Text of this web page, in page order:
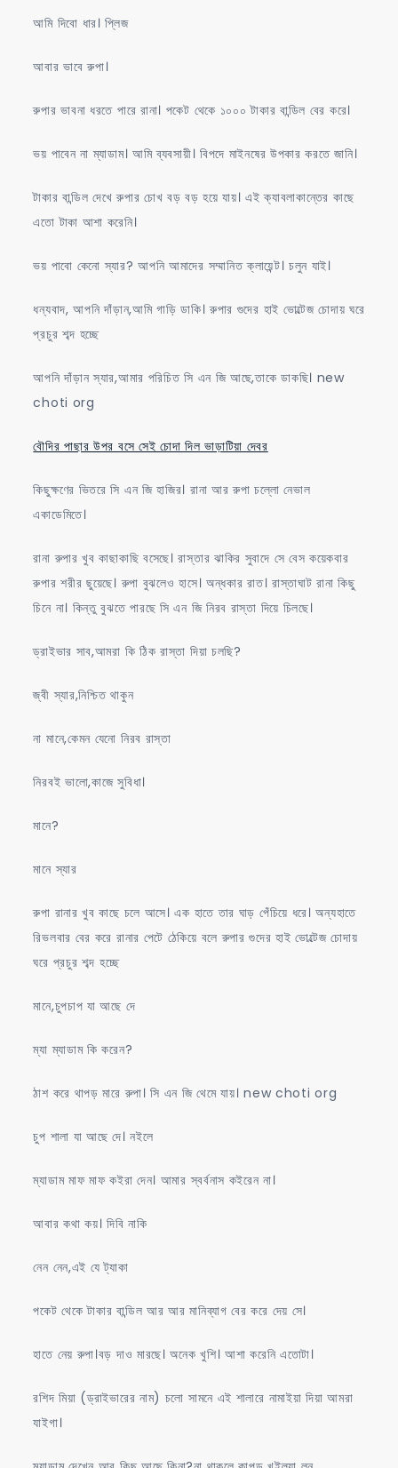
আমি দিবো ধার। প্লিজ
আবার ভাবে রুপা।
রুপার ভাবনা ধরতে পারে রানা। পকেট থেকে ১০০০ টাকার বান্ডিল বের করে।
ভয় পাবেন না ম্যাডাম। আমি ব্যবসায়ী। বিপদে মাইনষের উপকার করতে জানি।
টাকার বান্ডিল দেখে রুপার চোখ বড় বড় হয়ে যায়। এই ক্যাবলাকান্তের কাছে
এতো টাকা আশা করেনি।
ভয় পাবো কেনো স্যার? আপনি আমাদের সম্মানিত ক্লায়েন্ট। চলুন যাই।
ধন্যবাদ, আপনি দাঁড়ান,আমি গাড়ি ডাকি। রুপার গুদের হাই ভোল্টেজ চোদায় ঘরে
প্রচুর শব্দ হচ্ছে
আপনি দাঁড়ান স্যার,আমার পরিচিত সি এন জি আছে,তাকে ডাকছি। new
choti org
বৌদির পাছার উপর বসে সেই চোদা দিল ভাড়াটিয়া দেবর
কিছুক্ষণের ভিতরে সি এন জি হাজির। রানা আর রুপা চল্লো নেভাল
একাডেমিতে।
রানা রুপার খুব কাছাকাছি বসেছে। রাস্তার ঝাকির সুবাদে সে বেস কয়েকবার
রুপার শরীর ছুয়েছে। রুপা বুঝলেও হাসে। অন্ধকার রাত। রাস্তাঘাট রানা কিছু
চিনে না। কিন্তু বুঝতে পারছে সি এন জি নিরব রাস্তা দিয়ে চিলছে।
ড্রাইভার সাব,আমরা কি ঠিক রাস্তা দিয়া চলছি?
জ্বী স্যার,নিশ্চিত থাকুন
না মানে,কেমন যেনো নিরব রাস্তা
নিরবই ভালো,কাজে সুবিধা।
মানে?
মানে স্যার
রুপা রানার খুব কাছে চলে আসে। এক হাতে তার ঘাড় পেঁচিয়ে ধরে। অন্যহাতে
রিভলবার বের করে রানার পেটে ঠেকিয়ে বলে রুপার গুদের হাই ভোল্টেজ চোদায়
ঘরে প্রচুর শব্দ হচ্ছে
মানে,চুপচাপ যা আছে দে
ম্যা ম্যাডাম কি করেন?
ঠাশ করে থাপড় মারে রুপা। সি এন জি থেমে যায়। new choti org
চুপ শালা যা আছে দে। নইলে
ম্যাডাম মাফ মাফ কইরা দেন। আমার স্বর্বনাস কইরেন না।
আবার কথা কয়। দিবি নাকি
নেন নেন,এই যে ট্যাকা
পকেট থেকে টাকার বান্ডিল আর আর মানিব্যাগ বের করে দেয় সে।
হাতে নেয় রুপা।বড় দাও মারছে। অনেক খুশি। আশা করেনি এতোটা।
রশিদ মিয়া (ড্রাইভারের নাম) চলো সামনে এই শালারে নামাইয়া দিয়া আমরা
যাইগা।